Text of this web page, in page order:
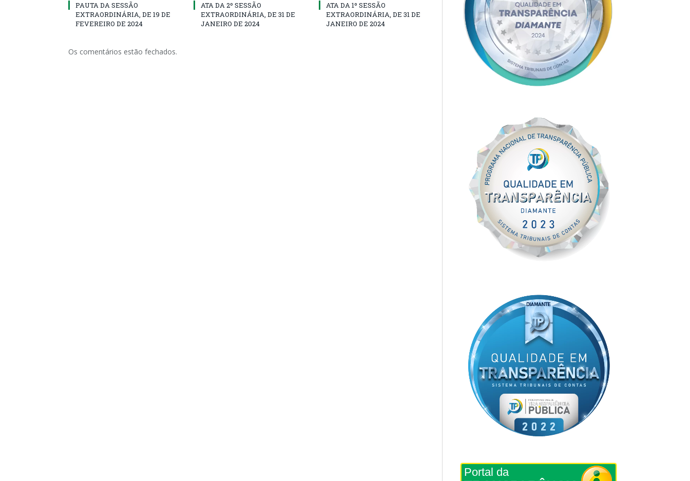
PAUTA DA SESSÃO
EXTRAORDINÁRIA, DE 19 DE
FEVEREIRO DE 2024
ATA DA 2º SESSÃO
EXTRAORDINÁRIA, DE 31 DE
JANEIRO DE 2024
ATA DA 1º SESSÃO
EXTRAORDINÁRIA, DE 31 DE
JANEIRO DE 2024
Os comentários estão fechados.
Portal da